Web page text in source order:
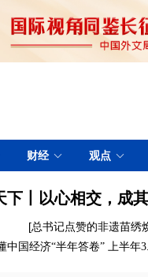
财经 观点
下丨以心相交，成
[总书记点赞的非遗苗绣
中国经济“半年答卷” 上半年